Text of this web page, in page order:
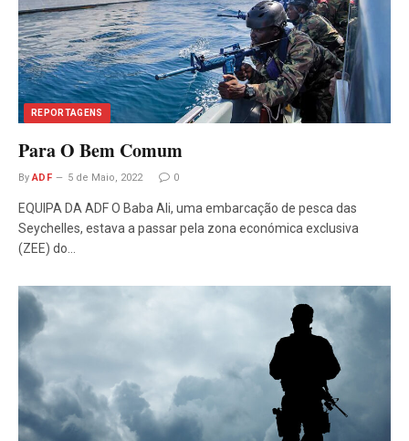
REPORTAGENS
Para O Bem Comum
By ADF 5 de Maio, 2022 0
EQUIPA DA ADF O Baba Ali, uma embarcação de pesca das
Seychelles, estava a passar pela zona económica exclusiva
(ZEE) do…